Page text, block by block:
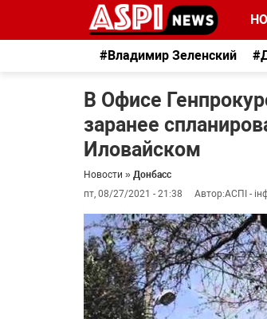
#Владимир Зеленский
В Офисе
заранее
Иловайском
Новости » Донбасс
пт, 08/27/2021 - 21:38
Автор:АСПІ -